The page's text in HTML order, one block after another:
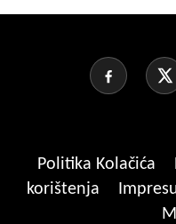
Politika Kolačića
korištenja